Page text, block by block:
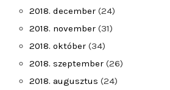
2018. december (24)
2018. november (31)
2018. október (34)
2018. szeptember (26)
2018. augusztus (24)